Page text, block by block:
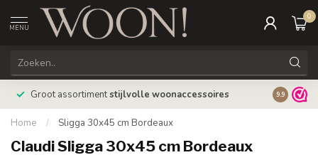
MENU
0
Groot assortimentstijlvolle woonaccessoires 9.9
Home / Sligga 30x45 cm Bordeaux
Claudi Sligga 30x45 cm Bordeaux